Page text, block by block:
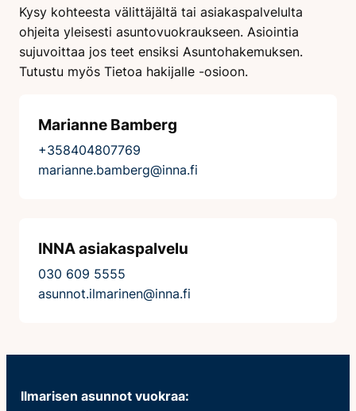
Kysy kohteesta välittäjältä tai asiakaspalvelulta
ohjeita yleisesti asuntovuokraukseen. Asiointia
sujuvoittaa jos teet ensiksi Asuntohakemuksen.
Tutustu myös Tietoa hakijalle -osioon.
Marianne Bamberg
+358404807769
marianne.bamberg@inna.fi
INNA asiakaspalvelu
030 609 5555
asunnot.ilmarinen@inna.fi
Ilmarisen asunnot vuokraa: